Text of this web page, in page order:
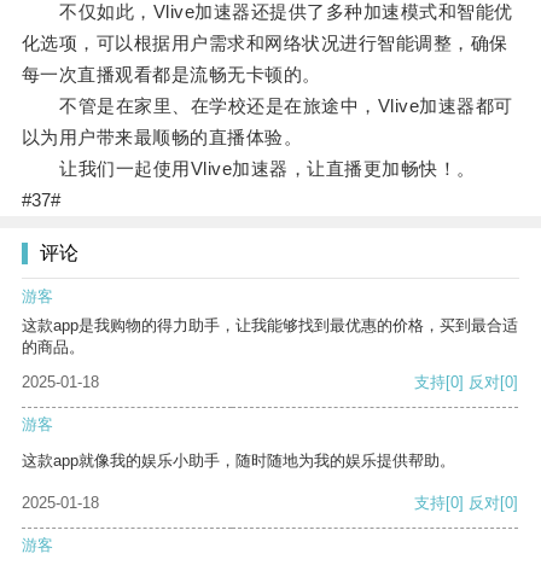
不仅如此，Vlive加速器还提供了多种加速模式和智能优
化选项，可以根据用户需求和网络状况进行智能调整，确保
每一次直播观看都是流畅无卡顿的。
不管是在家里、在学校还是在旅途中，Vlive加速器都可
以为用户带来最顺畅的直播体验。
让我们一起使用Vlive加速器，让直播更加畅快！。
#37#
评论
游客
这款app是我购物的得力助手，让我能够找到最优惠的价格，买到最合适
的商品。
2025-01-18
支持[0] 反对[0]
游客
这款app就像我的娱乐小助手，随时随地为我的娱乐提供帮助。
2025-01-18 支持[0] 反对[0]
游客